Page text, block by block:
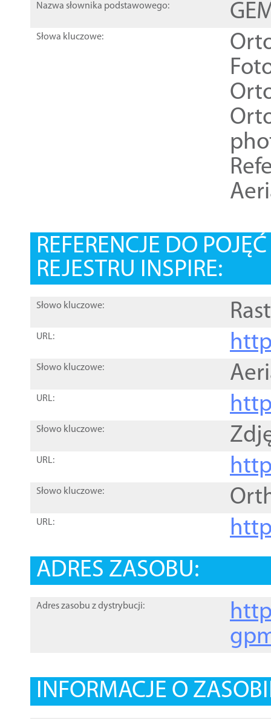
Nazwa słownika podstawowego:
Słowa kluczowe:
REFERENCJE DO
REJESTRU INSPIRE:
Słowo kluczowe:
URL:
Słowo kluczowe:
URL:
Słowo kluczowe:
URL:
Słowo kluczowe:
URL:
ADRES ZASOBU:
Adres zasobu z dystrybucji:
INFORMACJE O